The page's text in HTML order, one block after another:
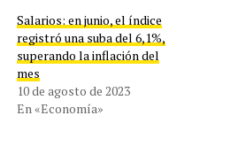
Salarios: en junio, el índice
registró una suba del 6,1%,
superando la inflación del
mes
10 de agosto de 2023
En «Economía»